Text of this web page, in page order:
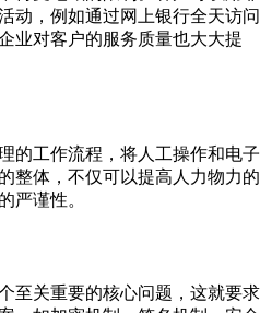
动，例如通过网上银行全天访问
业对客户的服务质量也大大提
工作流程，将人工操作和电子
整体，不仅可以提高人力物力的
严谨性。
关重要的核心问题，这就要求